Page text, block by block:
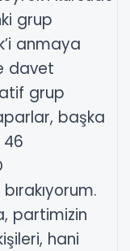
grup
anmaya
davet
grup
başka
partimizin
hani